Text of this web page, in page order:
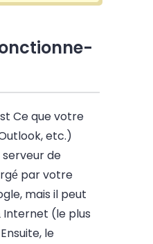
Ce que votre
etc.)
de
par votre
mais il peut
Internet (le plus
Ensuite, le